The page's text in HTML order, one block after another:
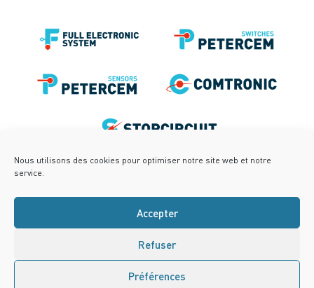
Nous utilisons des cookies pour optimiser notre site web et notre
service.
Accepter
Refuser
Préférences